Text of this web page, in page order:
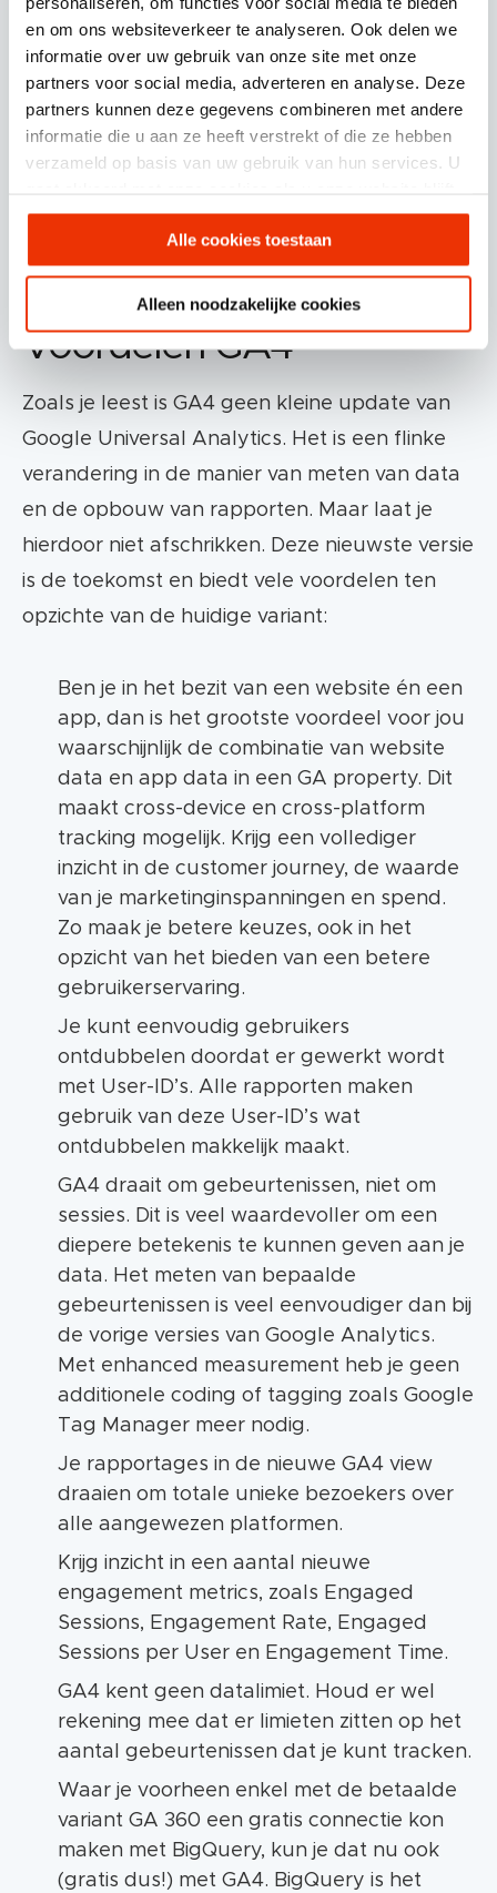
en om ons websiteverkeer te analyseren. Ook delen we
informatie over uw gebruik van onze site met onze
partners voor social media, adverteren en analyse. Deze
partners kunnen deze gegevens combineren met andere
informatie die u aan ze heeft verstrekt of die ze hebben
verzameld op basis van uw gebruik van hun services. U
gebruiken.
Alle cookies toestaan
Alleen noodzakelijke cookies
iOS app data stream
Android app data stream
Het is mogelijk om meerdere mobile app data
streams toe te voegen aan je GA4 property,
toevoegen. Met behulp van filters kun je data
streams extraheren.
Voordelen GA4
Zoals je leest is GA4 geen kleine update van
Google Universal Analytics. Het is een flinke
verandering in de manier van meten van data
en de opbouw van rapporten. Maar laat je
hierdoor niet afschrikken. Deze nieuwste versie
is de toekomst en biedt vele voordelen ten
opzichte van de huidige variant:
Ben je in het bezit van een website én een
app, dan is het grootste voordeel voor jou
waarschijnlijk de combinatie van website
data en app data in een GA property. Dit
maakt cross-device en cross-platform
tracking mogelijk. Krijg een vollediger
inzicht in de customer journey, de waarde
van je marketinginspanningen en spend.
Zo maak je betere keuzes, ook in het
opzicht van het bieden van een betere
gebruikerservaring.
Je kunt eenvoudig gebruikers
ontdubbelen doordat er gewerkt wordt
met User-ID’s. Alle rapporten maken
gebruik van deze User-ID’s wat
ontdubbelen makkelijk maakt.
GA4 draait om gebeurtenissen, niet om
sessies. Dit is veel waardevoller om een
diepere betekenis te kunnen geven aan je
data. Het meten van bepaalde
gebeurtenissen is veel eenvoudiger dan bij
de vorige versies van Google Analytics.
Met enhanced measurement heb je geen
additionele coding of tagging zoals Google
Tag Manager meer nodig.
Je rapportages in de nieuwe GA4 view
draaien om totale unieke bezoekers over
alle aangewezen platformen.
Krijg inzicht in een aantal nieuwe
engagement metrics, zoals Engaged
Sessions, Engagement Rate, Engaged
Sessions per User en Engagement Time.
GA4 kent geen datalimiet. Houd er wel
rekening mee dat er limieten zitten op het
aantal gebeurtenissen dat je kunt tracken.
Waar je voorheen enkel met de betaalde
variant GA 360 een gratis connectie kon
maken met BigQuery, kun je dat nu ook
(gratis dus!) met GA4. BigQuery is het